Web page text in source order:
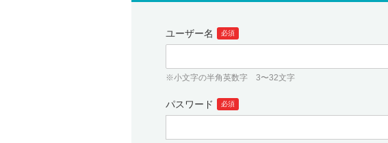
ユーザー名 必須
※小文字の半角英数字 3〜32文字
パスワード 必須